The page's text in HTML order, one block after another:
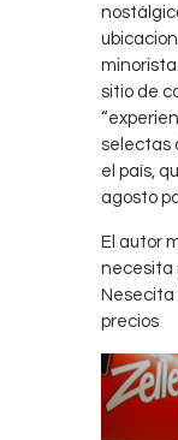
sitio de
selectas
el país,
agosto
El autor
necesita
Nesecita
precios